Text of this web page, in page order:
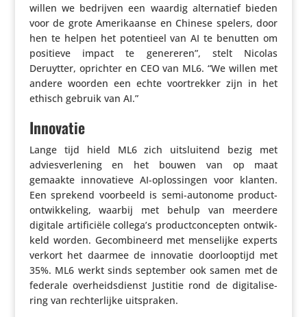
willen we bedrijven een waardig alter­na­tief bieden
voor de grote Ameri­kaanse en Chinese spelers, door
hen te helpen het poten­tieel van AI te benutten om
positieve impact te genereren”, stelt Nicolas
Deruytter, oprichter en CEO van ML6. “We willen met
andere woorden een echte voor­trekker zijn in het
ethisch gebruik van AI.”
Innovatie
Lange tijd hield ML6 zich uitslui­tend bezig met
advies­ver­le­ning en het bouwen van op maat
gemaakte inno­va­tieve AI-oplos­singen voor klanten.
Een sprekend voorbeeld is semi-autonome product­
ont­wik­ke­ling, waarbij met behulp van meerdere
digitale arti­fi­ciële collega’s product­con­cepten ontwik­
keld worden. Gecom­bi­neerd met mense­lijke experts
verkort het daarmee de innovatie door­loop­tijd met
35%. ML6 werkt sinds september ook samen met de
federale over­heids­dienst Justitie rond de digi­ta­li­se­
ring van rech­ter­lijke uitspraken.